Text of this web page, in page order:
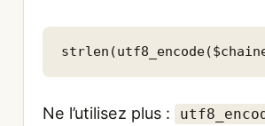
Ne l’utilisez plus :